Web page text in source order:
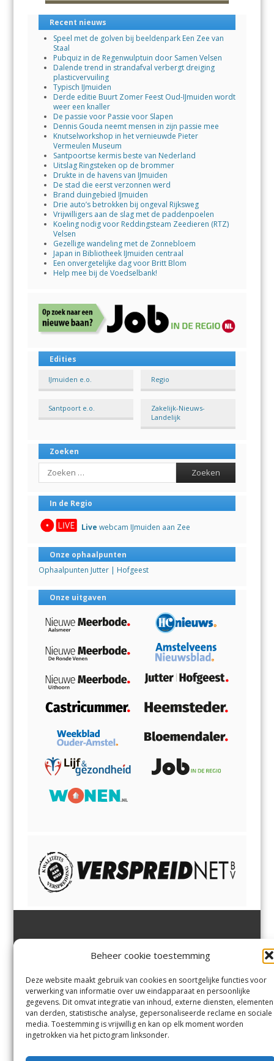
Beheer cookie toestemming
Deze website maakt gebruik van cookies en soortgelijke functies voor
verwerking van informatie over uw eindapparaat en persoonlijke
gegevens. Dit omvat integratie van inhoud, externe diensten, elementen
van derden, statistische analyse, gepersonaliseerde reclame en sociale
media. Toestemming is vrijwillig en kan op elk moment worden
ingetrokken via het pictogram linksonder.
Recent nieuws
Speel met de golven bij beeldenpark Een Zee van
Staal
Pubquiz in de Regenwulptuin door Samen Velsen
Dalende trend in strandafval verbergt dreiging
plasticvervuiling
Typisch IJmuiden
Derde editie Buurt Zomer Feest Oud-IJmuiden wordt
weer een knaller
De passie voor Passie voor Slapen
Dennis Gouda neemt mensen in zijn passie mee
Knutselworkshop in het vernieuwde Pieter
Vermeulen Museum
Santpoortse kermis beste van Nederland
Uitslag Ringsteken op de brommer
Drukte in de havens van IJmuiden
De stad die eerst verzonnen werd
Brand duingebied IJmuiden
Drie auto’s betrokken bij ongeval Rijksweg
Vrijwilligers aan de slag met de paddenpoelen
Koeling nodig voor Reddingsteam Zeedieren (RTZ)
Velsen
Gezellige wandeling met de Zonnebloem
Japan in Bibliotheek IJmuiden centraal
Een onvergetelijke dag voor Britt Blom
Help mee bij de Voedselbank!
Edities
IJmuiden e.o. Regio
Santpoort e.o.
Zakelijk-Nieuws-
Landelijk
Zoeken
Search
In de Regio
Live webcam IJmuiden aan Zee
Onze ophaalpunten
Ophaalpunten Jutter | Hofgeest
Onze uitgaven
Margadantstraat 34
0255-533900
info@jutter.nlofinfo@hofgee
st.nl
Velserbroek,Velsen-Zuid,
Zuid,Driehuisen
Spaarnwoude.
Contact
Andere uitgaven